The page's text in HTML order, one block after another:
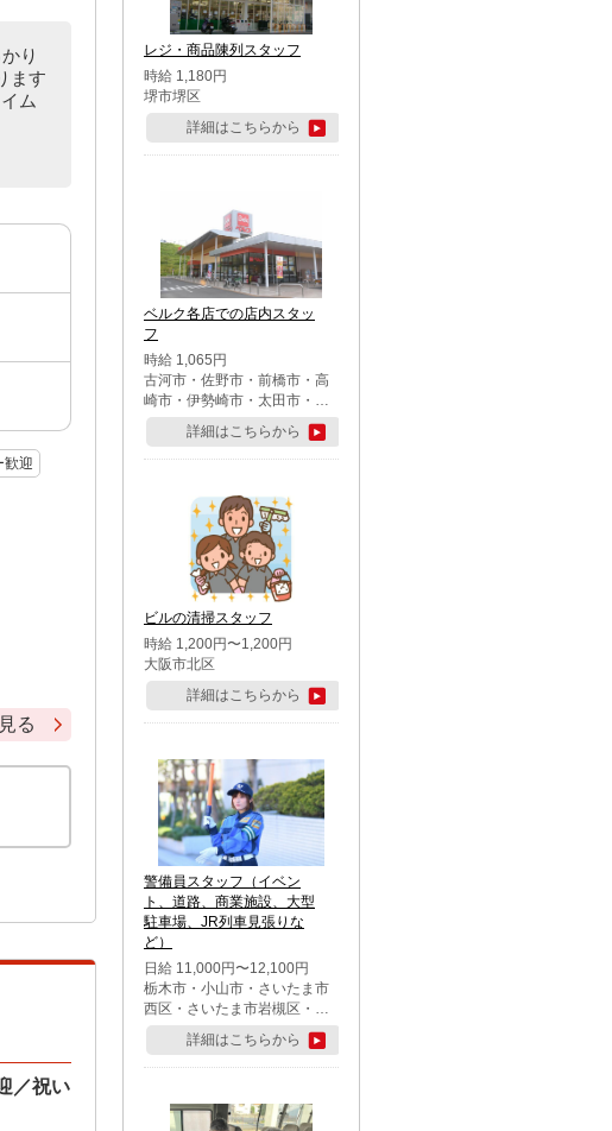
り
ます
ム
歓迎
る
／祝い
レジ・商品陳列スタッフ
時給 1,180円
堺市堺区
詳細はこちらから
ベルク各店での店内スタッ
フ
時給 1,065円
古河市・佐野市・前橋市・高
崎市・伊勢崎市・太田市・館
林市・藤岡市・大泉町・さい
たま市北区・川越市・熊谷
市・行田市・秩父市・所沢
市・鶴ケ島市・千葉市中央
区・市川市・松戸市・習志野
市・柏市・流山市・八千代
市・足立区・江戸川区・八王
子市・町田市
詳細はこちらから
ビルの清掃スタッフ
時給 1,200円〜1,200円
大阪市北区
詳細はこちらから
警備員スタッフ（イベン
ト、道路、商業施設、大型
駐車場、JR列車見張りな
ど）
日給 11,000円〜12,100円
栃木市・小山市・さいたま市
西区・さいたま市岩槻区・久
喜市・蓮田市
詳細はこちらから